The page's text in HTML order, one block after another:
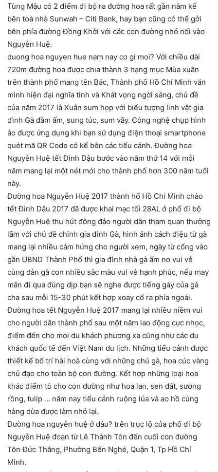
Tùng Mậu có 2 điểm đi bộ ra đường hoa rất gần nằm kế
bên toà nhà Sunwah – Citi Bank, hay bạn cũng có thể gởi
bên phía đường Đồng Khởi với các con đường nhỏ nối vào
Nguyễn Huệ.
duong hoa nguyen hue nam nay co gi moi? Với chiều dài
720m đường hoa được chia thành 3 hạng mục Mùa xuân
trên thành phố mang tên Bác, Thành phố Hồ Chí Minh văn
minh hiện đại nghĩa tình và Khát vọng ngời sáng, chủ đề
của năm 2017 là Xuân sum họp với biểu tượng linh vật gia
đình Gà đầm ấm, sung túc, sum vầy. Công nghệ chụp hình
ảo được ứng dụng khi bạn sử dụng điện thoại smartphone
quét mã QR Code có kế bên các tiểu cảnh. Đường hoa
Nguyễn Huệ tết Đinh Dậu bước vào năm thứ 14 với mỗi
năm mang lại một nét mới cho thành phố hơn 300 năm tuổi
này.
Đường hoa Nguyễn Huệ 2017 thành hố Hồ Chí Minh chào
tết Đinh Dậu 2017 đã được khai mạc tối 28AL ở phố đi bộ
Nguyễn Huệ thu hút đông đảo người dân tham quan thưởng
lãm với chủ đề chính gia đình Gà, hình ảnh cách điệu từ gà
mang lại nhiều cảm hứng cho người xem, ngày từ cổng vào
gần UBND Thành Phố thì gia đình nhà gà ấm no vui vẻ
cùng đàn gà con nhiều sắc màu vui vẻ hạnh phúc, nếu may
mắn đi qua đúng dịp bạn sẽ nghe được tiếng gáy của gà
cha sau mỗi 15-30 phút kết hợp xoay cổ ra phía ngoài.
Đường hoa tết Nguyễn Huệ 2017 mang lại nhiều niềm vui
cho người dân thành phố sau một năm lao động cực nhọc,
điểm đến cho mọi du khách phương xa cũng như các du
khách quốc tế đến Việt Nam du lịch. Những tiểu cảnh được
thiết kế bố trí hài hoà cùng với những chú gà, hoa cúc vàng
chủ đạo cho toàn bộ con đường. Kết hợp những loại hoa
khác điểm tô cho con đường như hoa lan, sen đất, sương
rồng, tulip … năm nay tiểu cảnh ruộng lúa và ao hồ cùng
hàng dừa được làm nhỏ lại.
Đường hoa nguyễn huệ ở đâu? trên trục lộ của phố đi bộ
Nguyễn Huệ đoạn từ Lê Thánh Tôn đến cuối con đường
Tôn Đức Thắng, Phường Bến Nghé, Quận 1, Tp Hồ Chí
Minh.